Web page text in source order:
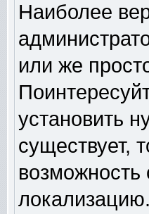
Наиболее
или же
установить
существует,
возможность